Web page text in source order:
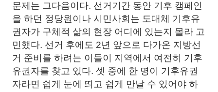
문제는 그다음이다. 선거기간 동안 기후 캠페인
을 하던 정당원이나 시민사회는 도대체 기후유
권자가 구체적 삶의 현장 어디에 있는지 몰라 고
민했다. 선거 후에도 2년 앞으로 다가온 지방선
거 준비를 하려는 이들이 지역에서 여전히 기후
유권자를 찾고 있다. 셋 중에 한 명이 기후유권
자라면 쉽게 눈에 띄고 쉽게 만날 수 있어야 하